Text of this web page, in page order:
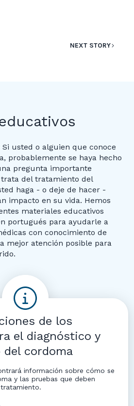
NEXT STORY
Si usted o alguien que conoce
probablemente se haya hecho
pregunta importante
del tratamiento del
haga - o deje de hacer -
impacto en su vida. Hemos
materiales educativos
portugués para ayudarle a
con conocimiento de
mejor atención posible para
de los
el diagnóstico y
cordoma
información sobre cómo se
y las pruebas que deben